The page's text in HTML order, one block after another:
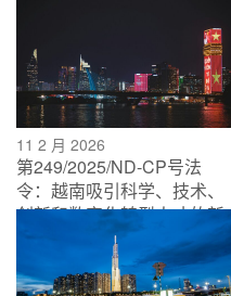
11 2 月 2026
第249/2025/ND-CP号法
令：越南吸引科学、技术、
创新和数字化转型人才的新
政策框架